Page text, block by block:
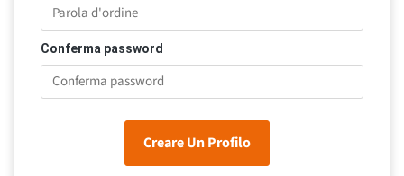
Conferma password
Creare Un Profilo